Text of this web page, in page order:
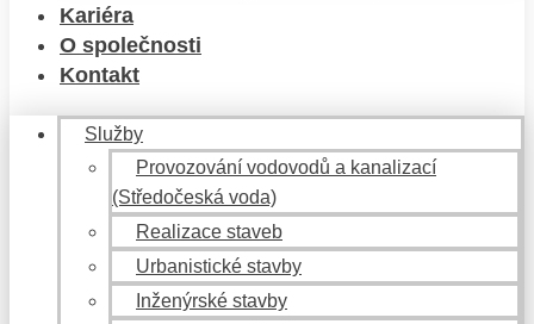
Kariéra
O společnosti
Kontakt
Služby
Provozování vodovodů a kanalizací
(Středočeská voda)
Realizace staveb
Urbanistické stavby
Inženýrské stavby